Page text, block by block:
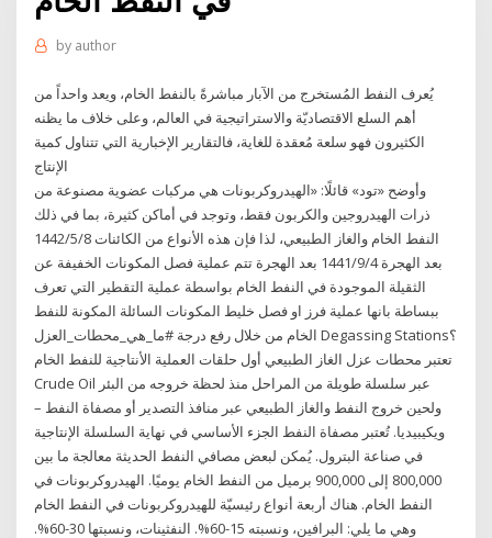
by author
يُعرف النفط المُستخرج من الآبار مباشرةً بالنفط الخام، ويعد واحداً من
أهم السلع الاقتصاديّة والاستراتيجية في العالم، وعلى خلاف ما يظنه
الكثيرون فهو سلعة مُعقدة للغاية، فالتقارير الإخبارية التي تتناول كمية
الإنتاج
وأوضح «تود» قائلًا: «الهيدروكربونات هي مركبات عضوية مصنوعة من
ذرات الهيدروجين والكربون فقط، وتوجد في أماكن كثيرة، بما في ذلك
النفط الخام والغاز الطبيعي، لذا فإن هذه الأنواع من الكائنات 8‏‏/5‏‏/1442
بعد الهجرة 4‏‏/9‏‏/1441 بعد الهجرة تتم عملية فصل المكونات الخفيفة عن
الثقيلة الموجودة في النفط الخام بواسطة عملية التقطير التي تعرف
ببساطة بانها عملية فرز او فصل خليط المكونات السائلة المكونة للنفط
الخام من خلال رفع درجة #ما_هي_محطات_العزل Degassing Stations؟
تعتبر محطات عزل الغاز الطبيعي أول حلقات العملية الأنتاجية للنفط الخام
Crude Oil عبر سلسلة طويلة من المراحل منذ لحظة خروجه من البئر
ولحين خروج النفط والغاز الطبيعي عبر منافذ التصدير أو مصفاة النفط –
ويكيبيديا. تُعتبر مصفاة النفط الجزء الأساسي في نهاية السلسلة الإنتاجية
في صناعة البترول. يُمكن لبعض مصافي النفط الحديثة معالجة ما بين
800,000 إلى 900,000 برميل من النفط الخام يوميًا. الهيدروكربونات في
النفط الخام. هناك أربعة أنواع رئيسيّة للهيدروكربونات في النفط الخام
وهي ما يلي: البرافين، ونسبته 15-60%. النفثينات، ونسبتها 30-60%.